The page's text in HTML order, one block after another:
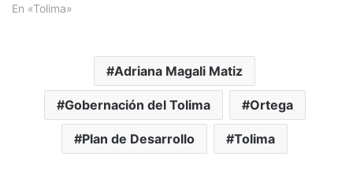
En «Tolima»
Adriana Magali Matiz
Gobernación del Tolima Ortega
Plan de Desarrollo Tolima